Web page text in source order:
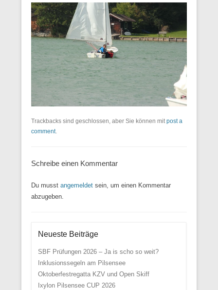
Trackbacks sind geschlossen, aber Sie können mitpost a
comment.
Schreibe einen Kommentar
Du musst angemeldet sein, um einen Kommentar
abzugeben.
Neueste Beiträge
SBF Prüfungen 2026 – Ja is scho so weit?
Inklusionssegeln am Pilsensee
Oktoberfestregatta KZV und Open Skiff
Ixylon Pilsensee CUP 2026